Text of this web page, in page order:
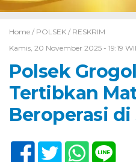
Home / POLSEK / RESKRIM
Kamis, 20 November 2025 - 19:19
Polsek
Tertibkan
Beroperasi di